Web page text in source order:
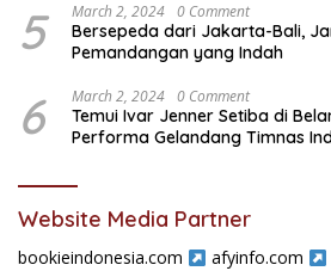
5 March 2, 2024 0 Comment
Bersepeda dari Jakarta-Bali,
Pemandangan yang Indah
6 March 2, 2024 0 Comment
Temui Ivar Jenner Setiba di
Performa Gelandang Timnas
Website Media Partner
bookieindonesia.com afyinfo.com